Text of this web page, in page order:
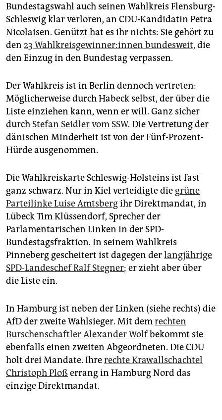
Bundestagswahl auch seinen Wahlkreis Flensburg-
Schleswig klar verloren, an CDU-Kandidatin Petra
Nicolaisen. Genützt hat es ihr nichts: Sie gehört zu
den 23 Wahl­kreis­ge­win­ne­r:in­nen bundesweit, die
den Einzug in den Bundestag verpassen.
Der Wahlkreis ist in Berlin dennoch vertreten:
Möglicherweise durch Habeck selbst, der über die
Liste einziehen kann, wenn er will. Ganz sicher
durch Stefan Seidler vom SSW. Die Vertretung der
dänischen Minderheit ist von der Fünf-Prozent-
Hürde ausgenommen.
Die Wahlkreiskarte Schleswig-Holsteins ist fast
ganz schwarz. Nur in Kiel verteidigte die grüne
Parteilinke Luise Amtsbergihr Direktmandat, in
Lübeck Tim Klüssendorf, Sprecher der
Parlamentarischen Linken in der SPD-
Bundestagsfraktion. In seinem Wahlkreis
Pinneberg gescheitert ist dagegen derlangjährige
SPD-Landeschef Ralf Stegner; er zieht aber über
die Liste ein.
In Hamburg ist neben der Linken (siehe rechts) die
AfD der zweite Wahlsieger. Mit demrechten
Burschenschaftler Alexander Wolfbekommt sie
ebenfalls einen zweiten Abgeordneten. Die CDU
holt drei Mandate. Ihrerechte Krawallschachtel
Christoph Ploß errang in Hamburg Nord das
einzige Direktmandat.